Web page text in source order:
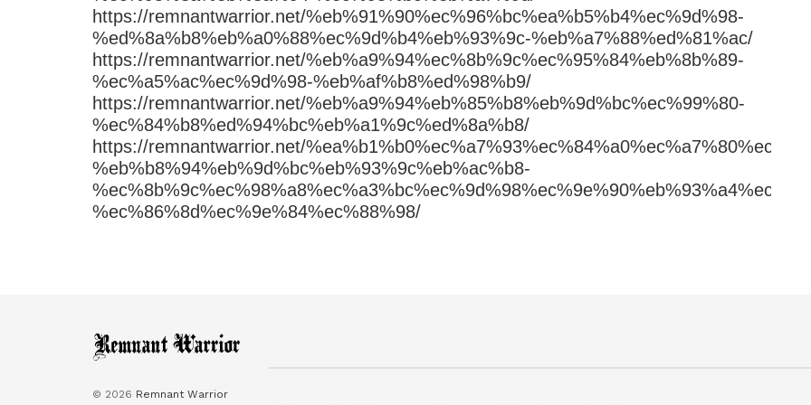
https://remnantwarrior.net/%eb%91%90%ec%96%bc%ea%b5%b4%ec%9d%98-
%ed%8a%b8%eb%a0%88%ec%9d%b4%eb%93%9c-%eb%a7%88%ed%81%ac/
https://remnantwarrior.net/%eb%a9%94%ec%8b%9c%ec%95%84%eb%8b%89-
%ec%a5%ac%ec%9d%98-%eb%af%b8%ed%98%b9/
https://remnantwarrior.net/%eb%a9%94%eb%85%b8%eb%9d%bc%ec%99%80-
%ec%84%b8%ed%94%bc%eb%a1%9c%ed%8a%b8/
https://remnantwarrior.net/
%eb%b8%94%eb%9d%bc%eb%93%9c%eb%ac%b8-
%ec%86%8d%ec%9e%84%ec%88%98/
© 2026 Remnant Warrior